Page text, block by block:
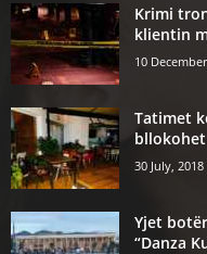
Krimi
klientin
10
Tatimet
bllokohet
30 July, 2018
Yjet
“Danza